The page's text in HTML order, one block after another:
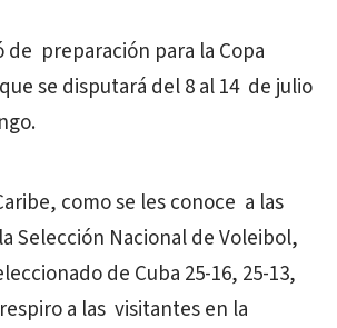
de preparación para la Copa
se disputará del 8 al 14 de julio
como se les conoce a las
Selección Nacional de Voleibol,
de Cuba 25-16, 25-13,
a las visitantes en la